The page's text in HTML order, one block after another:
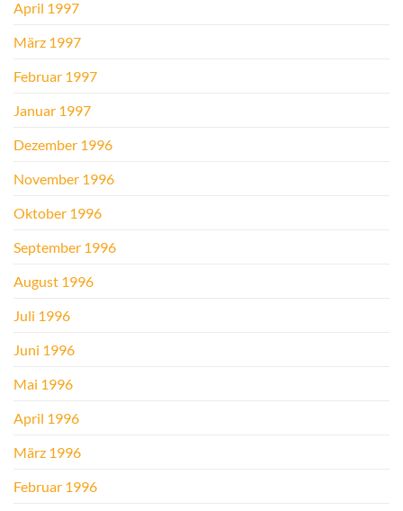
April 1997
März 1997
Februar 1997
Januar 1997
Dezember 1996
November 1996
Oktober 1996
September 1996
August 1996
Juli 1996
Juni 1996
Mai 1996
April 1996
März 1996
Februar 1996